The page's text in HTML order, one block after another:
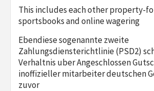
This includes each other property-
sportsbooks and online wagering
Ebendiese sogenannte zweite
Zahlungsdiensterichtlinie (PSD2)
Verhaltnis uber Angeschlossen
inoffizieller mitarbeiter deutschen
zuvor